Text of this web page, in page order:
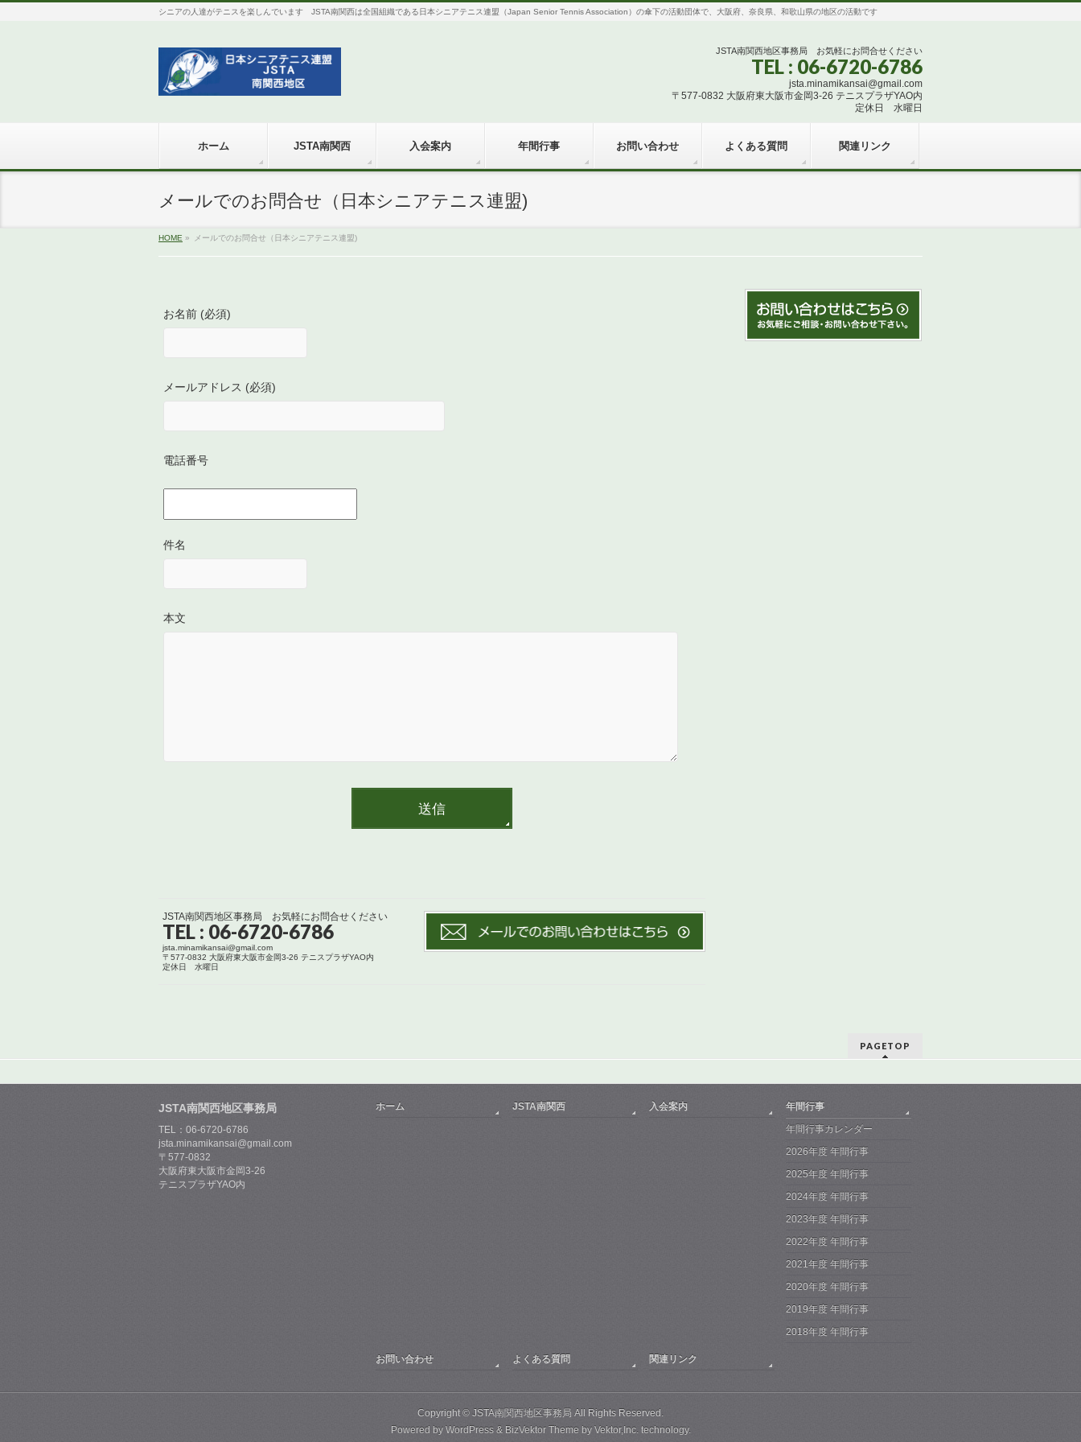
シニアの人達がテニスを楽しんでいます JSTA南関西は全国組織である日本シニアテニス連盟（Japan Senior Tennis Association）の傘下の活動団体で、大阪府、奈良県、和歌山県の地区の活動です
JSTA南関西地区事務局 お気軽にお問合せください
TEL : 06-6720-6786
jsta.minamikansai@gmail.com
〒577-0832 大阪府東大阪市金岡3-26 テニスプラザYAO内
定休日 水曜日
ホーム JSTA南関西 入会案内 年間行事 お問い合わせ よくある質問 関連リンク
メールでのお問合せ（日本シニアテニス連盟)
HOME » メールでのお問合せ（日本シニアテニス連盟)
お名前 (必須)
メールアドレス (必須)
電話番号
件名
本文
JSTA南関西地区事務局 お気軽にお問合せください
TEL : 06-6720-6786
jsta.minamikansai@gmail.com
〒577-0832 大阪府東大阪市金岡3-26 テニスプラザYAO内
定休日 水曜日
PAGETOP
JSTA南関西地区事務局
TEL：06-6720-6786
jsta.minamikansai@gmail.com
〒577-0832
大阪府東大阪市金岡3-26
テニスプラザYAO内
ホーム JSTA南関西 入会案内
年間行事
年間行事カレンダー
2026年度 年間行事
2025年度 年間行事
2024年度 年間行事
2023年度 年間行事
2022年度 年間行事
2021年度 年間行事
2020年度 年間行事
2019年度 年間行事
2018年度 年間行事
お問い合わせ よくある質問 関連リンク
Copyright © JSTA南関西地区事務局 All Rights Reserved.
Powered by WordPress& BizVektor Theme by Vektor,Inc.technology.